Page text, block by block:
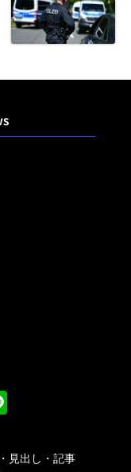
見出し・記事